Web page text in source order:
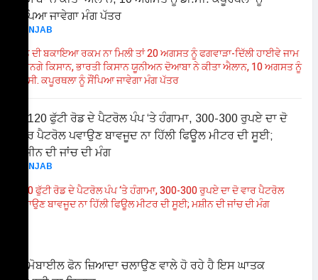
PUNJAB
ਗੰਨੇ ਦੀ ਬਕਾਇਆ ਰਕਮ ਨਾ ਮਿਲੀ ਤਾਂ 20 ਅਗਸਤ ਨੂੰ ਫਗਵਾੜਾ-ਦਿੱਲੀ ਹਾਈਵੇ ਜਾਮ
ਕਰਨਗੇ ਕਿਸਾਨ, ਭਾਰਤੀ ਕਿਸਾਨ ਯੂਨੀਅਨ ਦੋਆਬਾ ਨੇ ਕੀਤਾ ਐਲਾਨ, 10 ਅਗਸਤ ਨੂੰ
ਡੀ.ਸੀ. ਕਪੂਰਥਲਾ ਨੂੰ ਸੌਂਪਿਆ ਜਾਵੇਗਾ ਮੰਗ ਪੱਤਰ
PUNJAB
120 ਫੁੱਟੀ ਰੋਡ ਦੇ ਪੈਟਰੋਲ ਪੰਪ ‘ਤੇ ਹੰਗਾਮਾ, 300-300 ਰੁਪਏ ਦਾ ਦੋ ਵਾਰ ਪੈਟਰੋਲ
ਪਵਾਉਣ ਬਾਵਜੂਦ ਨਾ ਹਿੱਲੀ ਫਿਊਲ ਮੀਟਰ ਦੀ ਸੂਈ; ਮਸ਼ੀਨ ਦੀ ਜਾਂਚ ਦੀ ਮੰਗ